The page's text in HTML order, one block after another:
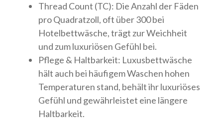
Thread Count (TC): Die Anzahl der Fäden
pro Quadratzoll, oft über 300 bei
Hotelbettwäsche, trägt zur Weichheit
und zum luxuriösen Gefühl bei.
Pflege & Haltbarkeit: Luxusbettwäsche
hält auch bei häufigem Waschen hohen
Temperaturen stand, behält ihr luxuriöses
Gefühl und gewährleistet eine längere
Haltbarkeit.